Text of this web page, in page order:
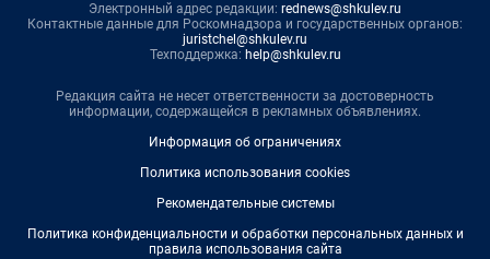
Электронный адрес редакции: rednews@shkulev.ru
Контактные данные для Роскомнадзора и государственных органов:
juristchel@shkulev.ru
Техподдержка: help@shkulev.ru
Редакция сайта не несет ответственности за достоверность
информации, содержащейся в рекламных объявлениях.
Информация об ограничениях
Политика использования cookies
Рекомендательные системы
Политика конфиденциальности и обработки персональных данных и
правила использования сайта